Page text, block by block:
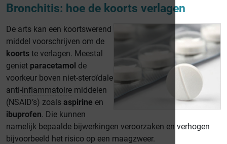
Bronchitis: hoe de koorts verlagen
De arts kan een koortswerend
middel voorschrijven om de
koorts te verlagen. Meestal
geniet paracetamol de
voorkeur boven niet-steroïdale
anti-inflammatoire middelen
(NSAID’s) zoals aspirine en
ibuprofen. Die kunnen
namelijk bepaalde bijwerkingen veroorzaken en verhogen
bijvoorbeeld het risico op een maagzweer.